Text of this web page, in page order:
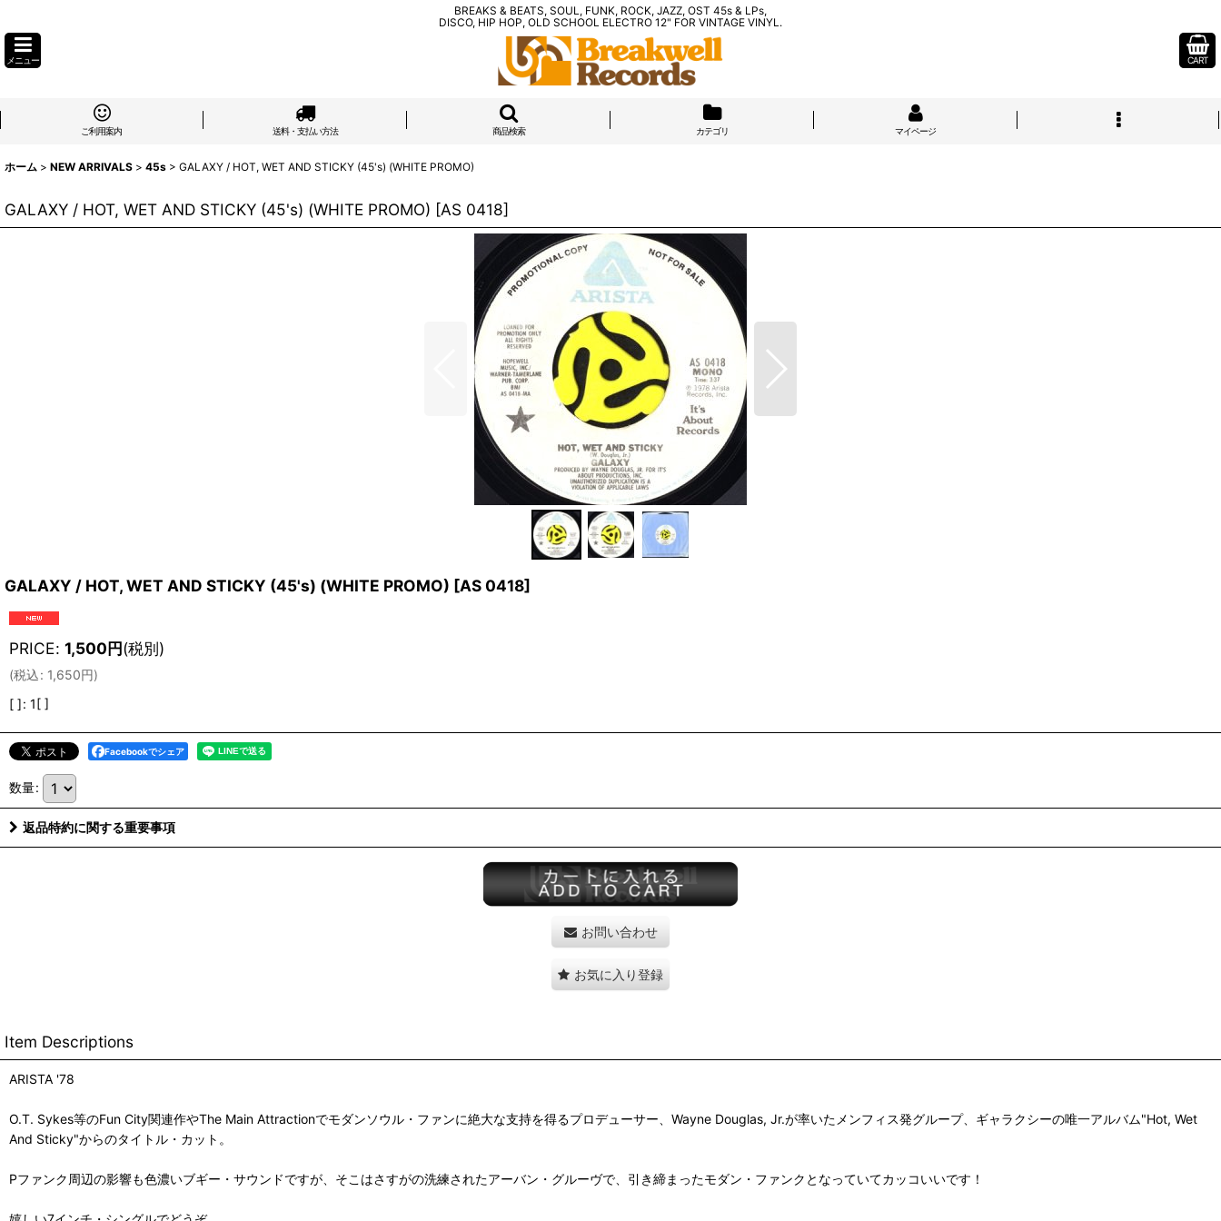
BREAKS & BEATS, SOUL, FUNK, ROCK, JAZZ, OST 45s & LPs,
DISCO, HIP HOP, OLD SCHOOL ELECTRO 12" FOR VINTAGE VINYL.
メニュー CART
ご利用案内 送料・支払い方法 商品検索 カテゴリ マイページ
ホーム > NEW ARRIVALS > 45s > GALAXY / HOT, WET AND STICKY (45's) (WHITE PROMO)
GALAXY / HOT, WET AND STICKY (45's) (WHITE PROMO) [AS 0418]
GALAXY / HOT, WET AND STICKY (45's) (WHITE PROMO) [AS 0418]
PRICE: 1,500円(税別)
(税込: 1,650円)
[ ]: 1[ ]
Facebookでシェア
数量:
返品特約に関する重要事項
お問い合わせ
お気に入り登録
Item Descriptions
ARISTA '78
O.T. Sykes等のFun City関連作やThe Main Attractionでモダンソウル・ファンに絶大な支持を得るプロデューサー、Wayne Douglas, Jr.が率いたメンフィス発グループ、ギャラクシーの唯一アルバム"Hot, Wet
And Sticky"からのタイトル・カット。
Pファンク周辺の影響も色濃いブギー・サウンドですが、そこはさすがの洗練されたアーバン・グルーヴで、引き締まったモダン・ファンクとなっていてカッコいいです！